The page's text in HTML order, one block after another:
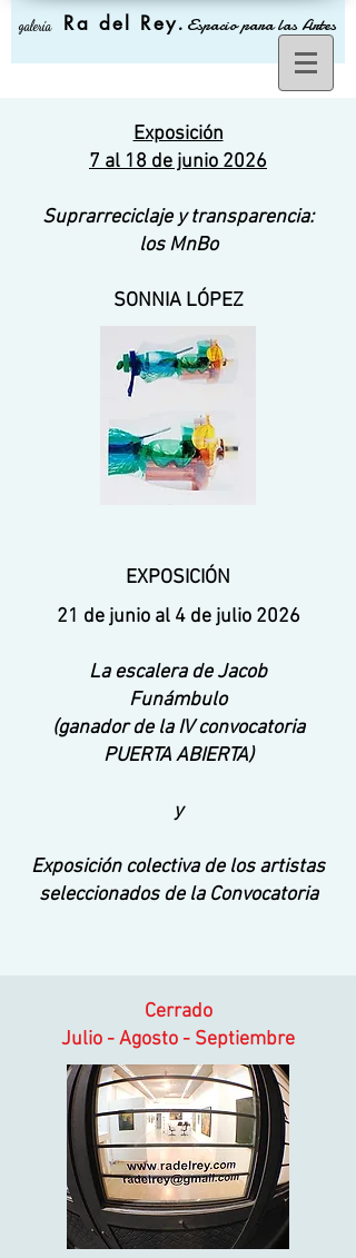
galería Ra del Rey. Espacio para las Artes
Exposición
7 al 18 de junio 2026
Suprarreciclaje y transparencia:
los MnBo
SONNIA LÓPEZ
EXPOSICIÓN
21 de junio al 4 de julio 2026
La escalera de Jacob
Funámbulo
(ganador de la IV convocatoria
PUERTA ABIERTA)
y
Exposición colectiva de los artistas
seleccionados de la Convocatoria
Cerrado
Julio - Agosto - Septiembre